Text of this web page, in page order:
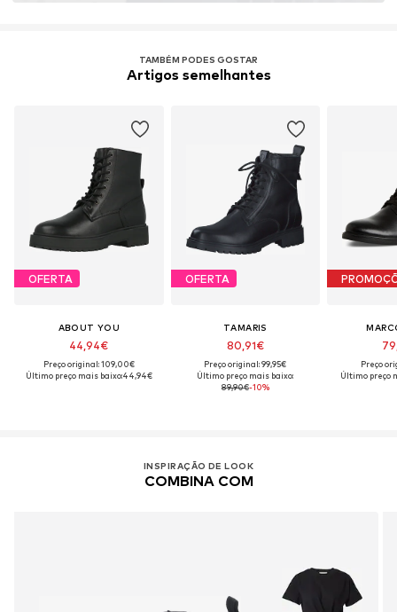
TAMBÉM PODES GOSTAR
Artigos semelhantes
OFERTA
ABOUT YOU
44,94€
Preço original: 109,00€
Último preço mais baixo:44,94€
OFERTA
TAMARIS
80,91€
Preço original: 99,95€
Último preço mais baixo:
89,90€-10%
Preço
Último preço
INSPIRAÇÃO DE LOOK
COMBINA COM